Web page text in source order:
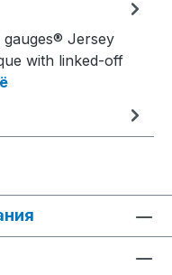
Jersey
with linked-off